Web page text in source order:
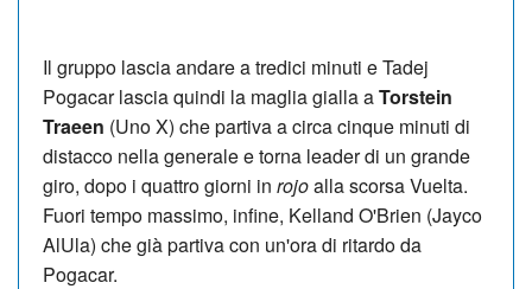
Il gruppo lascia andare a tredici minuti e Tadej
Pogacar lascia quindi la maglia gialla aTorstein
Traeen (Uno X) che partiva a circa cinque minuti di
distacco nella generale e torna leader di un grande
giro, dopo i quattro giorni in rojoalla scorsa Vuelta.
Fuori tempo massimo, infine, Kelland O'Brien (Jayco
AlUla) che già partiva con un'ora di ritardo da
Pogacar.